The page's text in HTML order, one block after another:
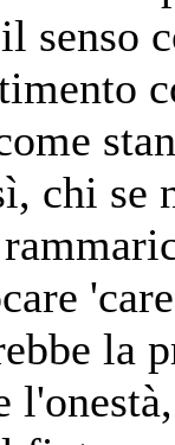
senso
chi
la